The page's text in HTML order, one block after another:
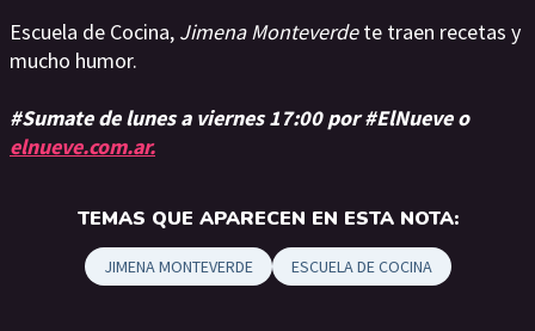
Escuela de Cocina, Jimena Monteverdete traen recetas y
mucho humor.
#Sumate de lunes a viernes 17:00 por #ElNueve o
elnueve.com.ar.
TEMAS QUE APARECEN EN ESTA NOTA:
JIMENA MONTEVERDE ESCUELA DE COCINA